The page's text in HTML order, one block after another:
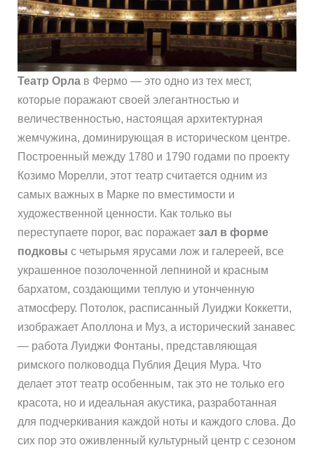
Театр Орлав Фермо — это одно из тех мест,
которые поражают своей элегантностью и
величественностью, настоящая архитектурная
жемчужина, доминирующая в историческом центре.
Построенный между 1780 и 1790 годами по проекту
Козимо Морелли, этот театр считается одним из
самых важных в Марке по вместимости и
художественной ценности. Как только вы
переступаете порог, вас поражает зал в форме
подковы с четырьмя ярусами лож и галереей, все
украшенное позолоченной лепниной и красным
бархатом, создающими теплую и утонченную
атмосферу. Потолок, расписанный Луиджи Коккетти,
изображает Аполлона и Муз, а исторический занавес
— работа Луиджи Фонтаны, представляющая
римского полководца Публия Деция Мура. Что
делает этот театр особенным, так это не только его
красота, но и идеальная акустика, разработанная
для подчеркивания каждой ноты и каждого слова. До
сих пор это оживленный культурный центр с сезоном